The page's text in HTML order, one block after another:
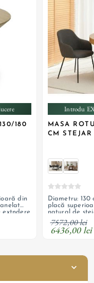
180
din
extndere
Introdu
MASA
CM
Diametru: 130
placă
natural de
masiv, sistem
7572,00 lei
6436,00 lei